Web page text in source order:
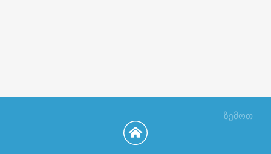
ზემოთ